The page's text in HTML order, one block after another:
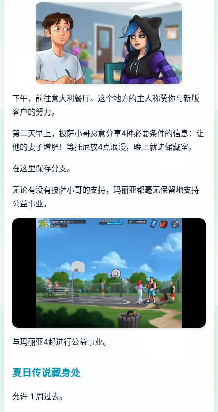
下午，前往意大利餐厅。这个地方的主人称赞你与新版
客户的努力。
第二天早上，披萨小哥愿意分享4种必要条件的信息：让
他的妻子增肥！等托尼放4点浪漫，晚上就进储藏室。
在这里保存分支。
无论有没有披萨小哥的支持，玛丽亚都毫无保留地支持
公益事业。
与玛丽亚4起进行公益事业。
夏日传说藏身处
允许 1 周过去。